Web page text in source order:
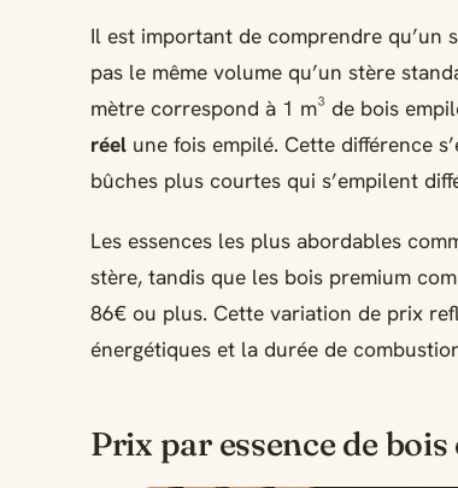
Il est important de comprendre qu’un
pas le même volume qu’un stère
mètre correspond à 1 m³ de bois
réel une fois empilé. Cette différence
bûches plus courtes qui s’empilent
Les essences les plus abordables
stère, tandis que les bois premium
86€ ou plus. Cette variation de prix
énergétiques et la durée de
Prix par essence de